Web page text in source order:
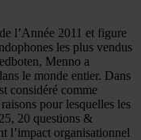
l’Année 2011 et figure
les plus vendus
Menno a
le monde entier. Dans
considéré comme
pour lesquelles les
20 questions &
l’impact organisationnel